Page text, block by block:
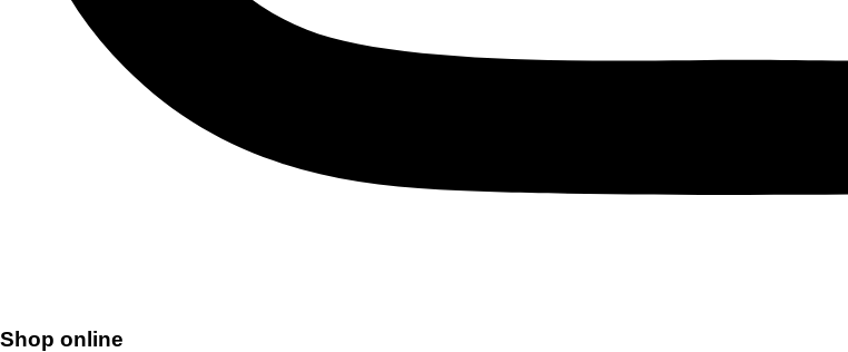
Shop online